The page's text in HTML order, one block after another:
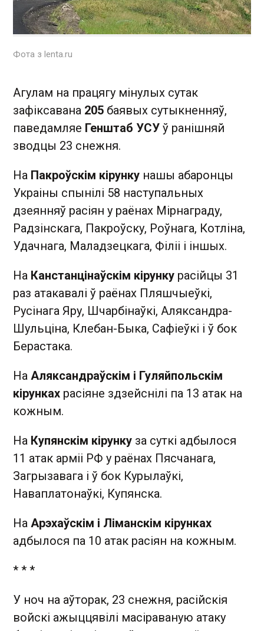
Фота з lenta.ru
Агулам на працягу мінулых сутак
зафіксавана 205 баявых сутыкненняў,
паведамляе Генштаб УСУ ў ранішняй
зводцы 23 снежня.
На Пакроўскім кірунку нашы абаронцы
Украіны спынілі 58 наступальных
дзеянняў расіян у раёнах Мірнаграду,
Радзінскага, Пакроўску, Роўнага, Котліна,
Удачнага, Маладзецкага, Філіі і іншых.
На Канстанцінаўскім кірунку расійцы 31
раз атакавалі ў раёнах Пляшчыеўкі,
Русінага Яру, Шчарбінаўкі, Аляксандра-
Шульціна, Клебан-Быка, Сафіеўкі і ў бок
Берастака.
На Аляксандраўскім і Гуляйпольскім
кірунках расіяне здзейснілі па 13 атак на
кожным.
На Купянскім кірунку за суткі адбылося
11 атак арміі РФ у раёнах Пясчанага,
Загрызавага і ў бок Курылаўкі,
Наваплатонаўкі, Купянска.
На Арэхаўскім і Ліманскім кірунках
адбылося па 10 атак расіян на кожным.
* * *
У ноч на аўторак, 23 снежня, расійскія
войскі ажыццявілі масіраваную атаку